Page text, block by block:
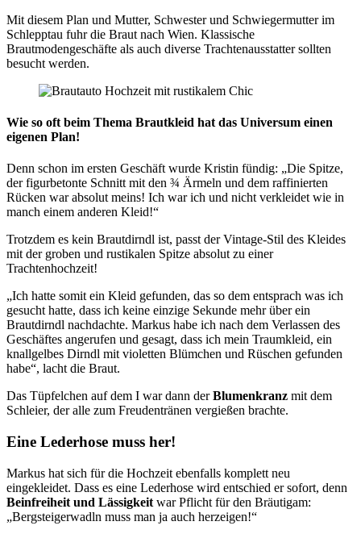
Mit diesem Plan und Mutter, Schwester und Schwiegermutter im
Schlepptau fuhr die Braut nach Wien. Klassische
Brautmodengeschäfte als auch diverse Trachtenausstatter sollten
besucht werden.
Wie so oft beim Thema Brautkleid hat das Universum einen
eigenen Plan!
Denn schon im ersten Geschäft wurde Kristin fündig: „Die Spitze,
der figurbetonte Schnitt mit den ¾ Ärmeln und dem raffinierten
Rücken war absolut meins! Ich war ich und nicht verkleidet wie in
manch einem anderen Kleid!“
Trotzdem es kein Brautdirndl ist, passt der Vintage-Stil des Kleides
mit der groben und rustikalen Spitze absolut zu einer
Trachtenhochzeit!
„Ich hatte somit ein Kleid gefunden, das so dem entsprach was ich
gesucht hatte, dass ich keine einzige Sekunde mehr über ein
Brautdirndl nachdachte. Markus habe ich nach dem Verlassen des
Geschäftes angerufen und gesagt, dass ich mein Traumkleid, ein
knallgelbes Dirndl mit violetten Blümchen und Rüschen gefunden
habe“, lacht die Braut.
Das Tüpfelchen auf dem I war dann derBlumenkranz mit dem
Schleier, der alle zum Freudentränen vergießen brachte.
Eine Lederhose muss her!
Markus hat sich für die Hochzeit ebenfalls komplett neu
eingekleidet. Dass es eine Lederhose wird entschied er sofort, denn
Beinfreiheit und Lässigkeit war Pflicht für den Bräutigam:
„Bergsteigerwadln muss man ja auch herzeigen!“